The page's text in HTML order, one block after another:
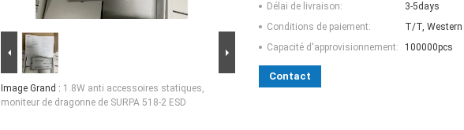
Image Grand : 1.8W anti accessoires statiques,
moniteur de dragonne de SURPA 518-2 ESD
Délai de livraison:
3-5days
Conditions de paiement:
T/T, Western
Capacité d'approvisionnement:
100000pcs
Contact